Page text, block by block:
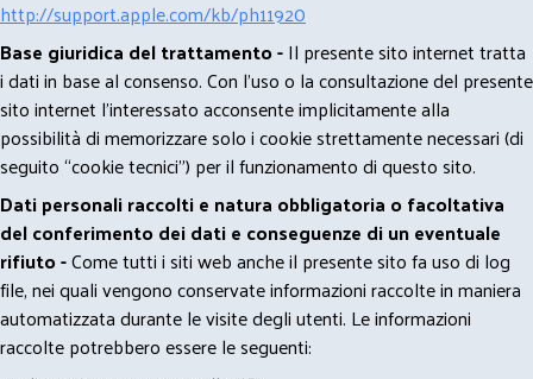
http://support.apple.com/kb/ph11920
Base giuridica del trattamento -Il presente sito internet tratta
i dati in base al consenso. Con l'uso o la consultazione del presente
sito internet l’interessato acconsente implicitamente alla
possibilità di memorizzare solo i cookie strettamente necessari (di
seguito “cookie tecnici”) per il funzionamento di questo sito.
Dati personali raccolti e natura obbligatoria o facoltativa
del conferimento dei dati e conseguenze di un eventuale
rifiuto -Come tutti i siti web anche il presente sito fa uso di log
file, nei quali vengono conservate informazioni raccolte in maniera
automatizzata durante le visite degli utenti. Le informazioni
raccolte potrebbero essere le seguenti: